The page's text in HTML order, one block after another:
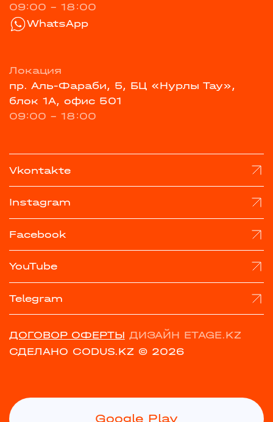
09:00 - 18:00
WhatsApp
Локация
пр. Аль-Фараби, 5, БЦ «Нурлы Тау»,
блок 1А, офис 501
09:00 - 18:00
Vkontakte
Instagram
Facebook
YouTube
Telegram
ДОГОВОР ОФЕРТЫ ДИЗАЙН ETAGE.KZ
СДЕЛАНО CODUS.KZ © 2026
Google Play